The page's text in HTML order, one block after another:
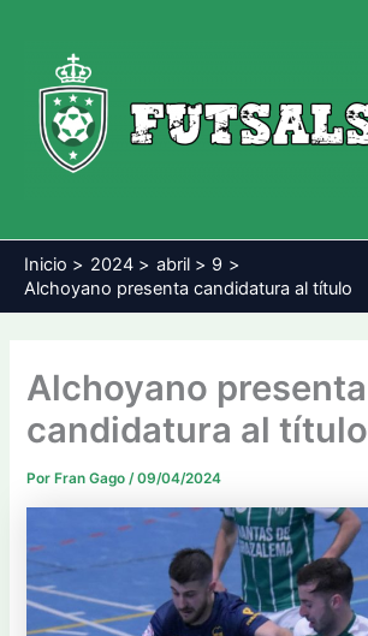
contenido
Inicio 2024 abril
9
Alchoyano presenta candidatura al título
Alchoyano presenta
candidatura al título
PorFran Gago /09/04/2024